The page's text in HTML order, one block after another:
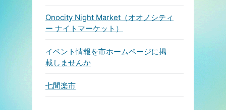
Onocity Night Market（オオノシティ
ー ナイトマーケット）
イベント情報を市ホームページに掲
載しませんか
七間楽市